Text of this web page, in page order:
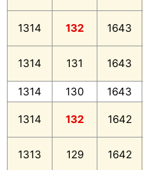
1314 132 1643
1314 131 1643
1314
130 1643
1314 132 1642
1313 129 1642